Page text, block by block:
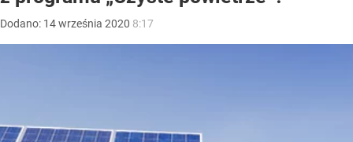
Dodano: 14września 2020 8:17